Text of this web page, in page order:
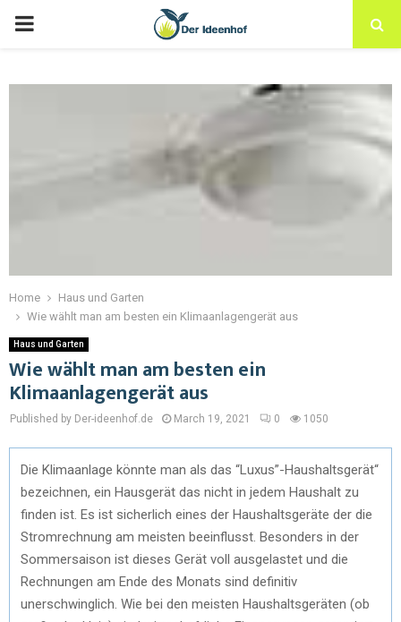
Home
Haus und Garten
Wie wählt man am besten ein Klimaanlagengerät aus
Haus und Garten
Wie wählt man am besten ein
Klimaanlagengerät aus
Published by Der-ideenhof.de March 19, 2021 0 1050
Die Klimaanlage könnte man als das “Luxus”-Haushaltsgerät“
bezeichnen, ein Hausgerät das nicht in jedem Haushalt zu
finden ist. Es ist sicherlich eines der Haushaltsgeräte der die
Stromrechnung am meisten beeinflusst. Besonders in der
Sommersaison ist dieses Gerät voll ausgelastet und die
Rechnungen am Ende des Monats sind definitiv
unerschwinglich. Wie bei den meisten Haushaltsgeräten (ob